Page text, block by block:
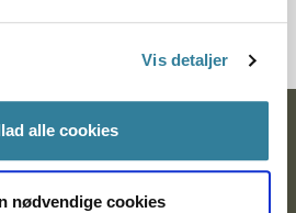
Vis detaljer
alle cookies
nødvendige cookies